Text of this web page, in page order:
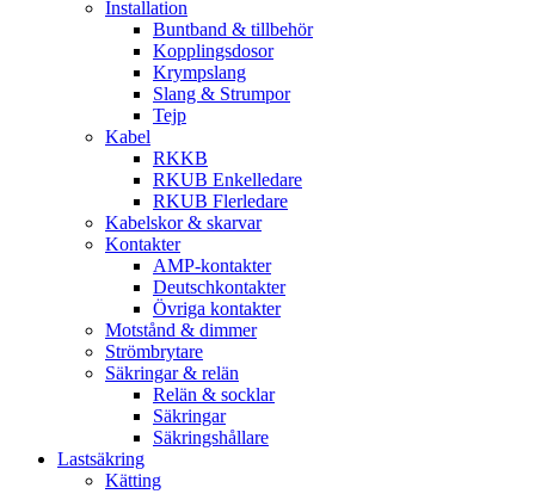
Installation
Buntband & tillbehör
Kopplingsdosor
Krympslang
Slang & Strumpor
Tejp
Kabel
RKKB
RKUB Enkelledare
RKUB Flerledare
Kabelskor & skarvar
Kontakter
AMP-kontakter
Deutschkontakter
Övriga kontakter
Motstånd & dimmer
Strömbrytare
Säkringar & relän
Relän & socklar
Säkringar
Säkringshållare
Lastsäkring
Kätting